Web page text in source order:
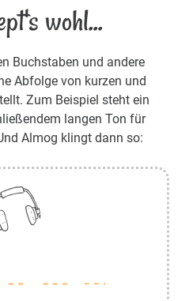
wohl...
Buchstaben und andere
Abfolge von kurzen und
Zum Beispiel steht ein
langen Ton für
Almog klingt dann so: